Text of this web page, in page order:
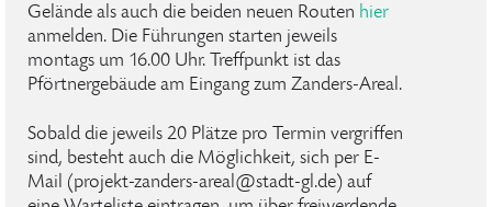
Gelände als auch die beiden neuen Routen hier
anmelden. Die Führungen starten jeweils
montags um 16.00 Uhr. Treffpunkt ist das
Pförtnergebäude am Eingang zum Zanders-Areal.
Sobald die jeweils 20 Plätze pro Termin vergriffen
sind, besteht auch die Möglichkeit, sich per E-
Mail (projekt-zanders-areal@stadt-gl.de) auf